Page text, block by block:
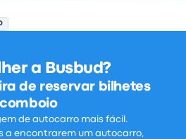
a Busbud?
de reservar bilhetes
de autocarro mais fácil.
a encontrarem um autocarro,